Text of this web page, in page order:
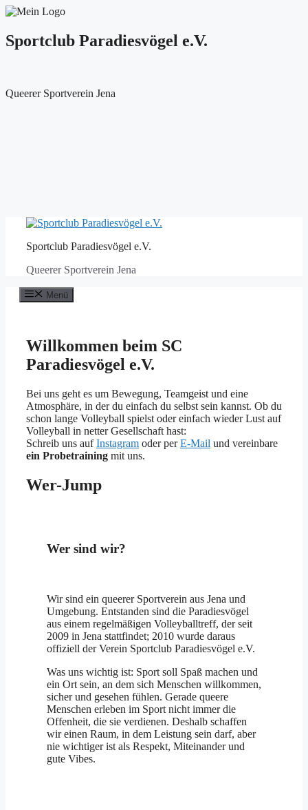
Sportclub Paradiesvögel e.V.
Queerer Sportverein Jena
springenSportclub Paradiesvögel e.V.
Queerer Sportverein Jena
Menü
Willkommen beim SC
Paradiesvögel e.V.
Bei uns geht es um Bewegung, Teamgeist und eine
Atmosphäre, in der du einfach du selbst sein kannst. Ob du
schon lange Volleyball spielst oder einfach wieder Lust auf
Volleyball in netter Gesellschaft hast:
Schreib uns aufInstagram oder perE-Mail und vereinbare
ein Probetraining mit uns.
Wer-Jump
Wer sind wir?
Wir sind ein queerer Sportverein aus Jena und
Umgebung. Entstanden sind die Paradiesvögel
aus einem regelmäßigen Volleyballtreff, der seit
2009 in Jena stattfindet; 2010 wurde daraus
offiziell der Verein Sportclub Paradiesvögel e.V.
Was uns wichtig ist: Sport soll Spaß machen und
ein Ort sein, an dem sich Menschen willkommen,
sicher und gesehen fühlen. Gerade queere
Menschen erleben im Sport nicht immer die
Offenheit, die sie verdienen. Deshalb schaffen
wir einen Raum, in dem Leistung sein darf, aber
nie wichtiger ist als Respekt, Miteinander und
gute Vibes.